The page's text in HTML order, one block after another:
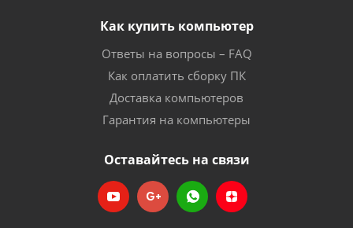
Как купить компьютер
Ответы на вопросы – FAQ
Как оплатить сборку ПК
Доставка компьютеров
Гарантия на компьютеры
Оставайтесь на связи